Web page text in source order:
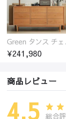
¥241,980
商品レビュー
4.5 総合